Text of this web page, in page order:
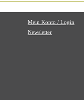
Mein Konto / Login
Newsletter